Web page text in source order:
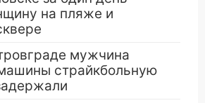
на пляже и
мужчина
страйкбольную